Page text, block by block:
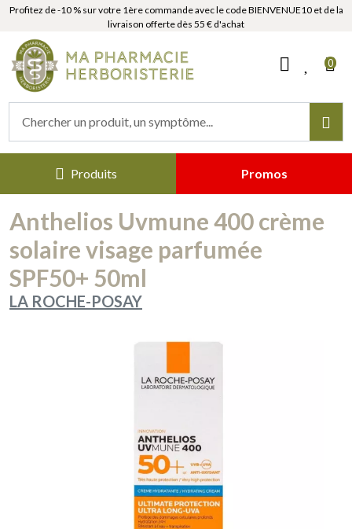
Profitez de -10 % sur votre 1ère commande avec le code BIENVENUE10 et de la
livraison offerte dès 55 € d'achat
0
Produits Promos
Anthelios Uvmune 400 crème
solaire visage parfumée
SPF50+ 50ml
LA ROCHE-POSAY